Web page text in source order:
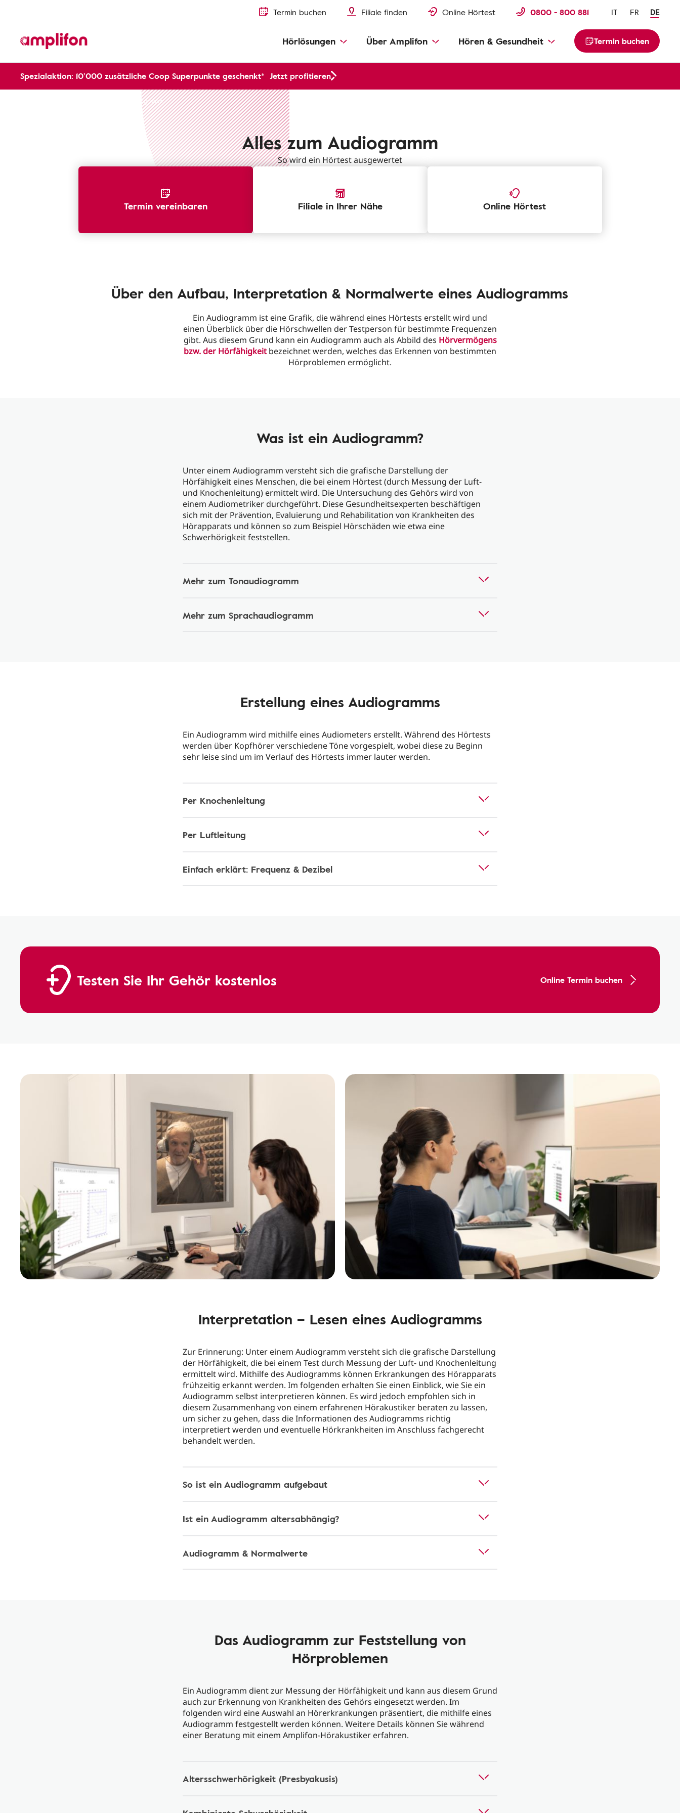
Termin buchen Filiale finden Online Hörtest 0800 - 800 881 IT FR DE
Hörlösungen Über Amplifon Hören & Gesundheit Termin buchen
Spezialaktion: 10’000 zusätzliche Coop Superpunkte geschenkt* Jetzt profitieren
Audiogramm
Alles zum Audiogramm
So wird ein Hörtest ausgewertet
Termin vereinbaren Filiale in Ihrer Nähe Online Hörtest
Über den Aufbau, Interpretation & Normalwerte eines Audiogramms
Ein Audiogramm ist eine Grafik, die während eines Hörtests erstellt wird und
einen Überblick über die Hörschwellen der Testperson für bestimmte Frequenzen
gibt. Aus diesem Grund kann ein Audiogramm auch als Abbild des Hörvermögens
bzw. der Hörfähigkeit bezeichnet werden, welches das Erkennen von bestimmten
Hörproblemen ermöglicht.
Was ist ein Audiogramm?
Unter einem Audiogramm versteht sich die grafische Darstellung der
Hörfähigkeit eines Menschen, die bei einem Hörtest (durch Messung der Luft-
und Knochenleitung) ermittelt wird. Die Untersuchung des Gehörs wird von
einem Audiometriker durchgeführt. Diese Gesundheitsexperten beschäftigen
sich mit der Prävention, Evaluierung und Rehabilitation von Krankheiten des
Hörapparats und können so zum Beispiel Hörschäden wie etwa eine
Schwerhörigkeit feststellen.
Mehr zum Tonaudiogramm
Mehr zum Sprachaudiogramm
Erstellung eines Audiogramms
Ein Audiogramm wird mithilfe eines Audiometers erstellt. Während des Hörtests
werden über Kopfhörer verschiedene Töne vorgespielt, wobei diese zu Beginn
sehr leise sind um im Verlauf des Hörtests immer lauter werden.
Per Knochenleitung
Per Luftleitung
Einfach erklärt: Frequenz & Dezibel
Testen Sie Ihr Gehör kostenlos Online Termin buchen
Interpretation – Lesen eines Audiogramms
Zur Erinnerung: Unter einem Audiogramm versteht sich die grafische Darstellung
der Hörfähigkeit, die bei einem Test durch Messung der Luft- und Knochenleitung
ermittelt wird. Mithilfe des Audiogramms können Erkrankungen des Hörapparats
frühzeitig erkannt werden. Im folgenden erhalten Sie einen Einblick, wie Sie ein
Audiogramm selbst interpretieren können. Es wird jedoch empfohlen sich in
diesem Zusammenhang von einem erfahrenen Hörakustiker beraten zu lassen,
um sicher zu gehen, dass die Informationen des Audiogramms richtig
interpretiert werden und eventuelle Hörkrankheiten im Anschluss fachgerecht
behandelt werden.
So ist ein Audiogramm aufgebaut
Ist ein Audiogramm altersabhängig?
Audiogramm & Normalwerte
Das Audiogramm zur Feststellung von
Hörproblemen
Ein Audiogramm dient zur Messung der Hörfähigkeit und kann aus diesem Grund
auch zur Erkennung von Krankheiten des Gehörs eingesetzt werden. Im
folgenden wird eine Auswahl an Hörerkrankungen präsentiert, die mithilfe eines
Audiogramm festgestellt werden können. Weitere Details können Sie während
einer Beratung mit einem Amplifon-Hörakustiker erfahren.
Altersschwerhörigkeit (Presbyakusis)